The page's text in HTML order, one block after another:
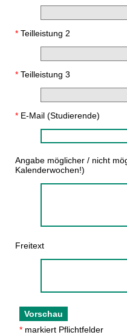
* Teilleistung 2
* Teilleistung 3
* E-Mail (Studierende)
Angabe möglicher / nicht
Kalenderwochen!)
Freitext
* markiert Pflichtfelder